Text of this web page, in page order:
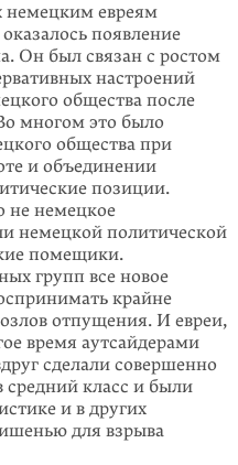
немецким евреям
появление
Он был связан с ростом
настроений
общества после
многом это было
общества при
и объединении
позиции.
не немецкое
немецкой политической
помещики.
групп все новое
крайне
отпущения. И евреи,
время аутсайдерами
сделали совершенно
средний класс и были
и в других
для взрыва